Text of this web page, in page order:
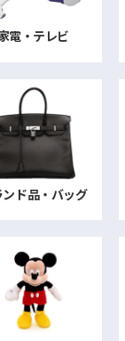
電・テレビ
ド品・バッグ